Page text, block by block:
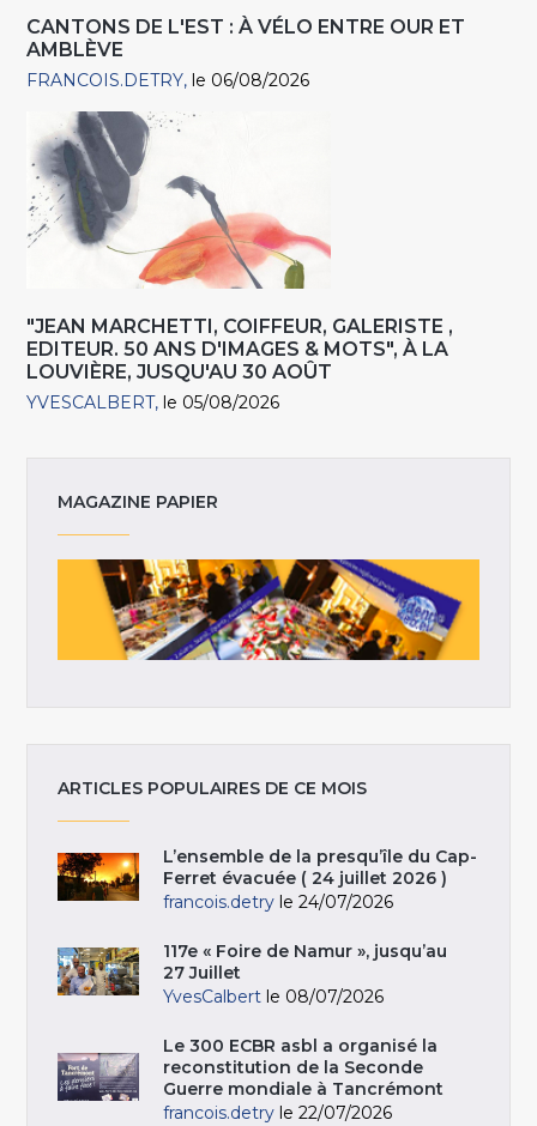
CANTONS DE L'EST : À VÉLO ENTRE OUR ET
AMBLÈVE
FRANCOIS.DETRY le 06/08/2026
"JEAN MARCHETTI, COIFFEUR, GALERISTE ,
EDITEUR. 50 ANS D'IMAGES & MOTS", À LA
LOUVIÈRE, JUSQU'AU 30 AOÛT
YVESCALBERT le 05/08/2026
MAGAZINE PAPIER
ARTICLES POPULAIRES DE CE MOIS
L’ensemble de la presqu’île du Cap-
Ferret évacuée ( 24 juillet 2026 )
francois.detry le 24/07/2026
117e « Foire de Namur », jusqu’au
27 Juillet
YvesCalbert le 08/07/2026
Le 300 ECBR asbl a organisé la
reconstitution de la Seconde
Guerre mondiale à Tancrémont
francois.detry le 22/07/2026